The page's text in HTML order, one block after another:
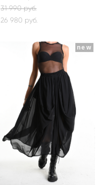
31 990 pуб.
26 980 pуб.
new